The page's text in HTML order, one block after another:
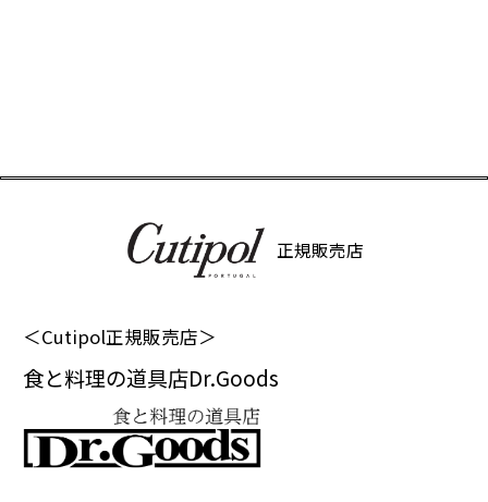
正規販売店
＜Cutipol正規販売店＞
食と料理の道具店Dr.Goods